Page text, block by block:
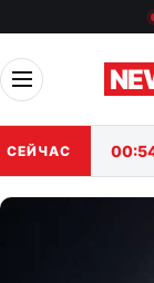
Перейти к
Открыть меню
СЕЙЧАС